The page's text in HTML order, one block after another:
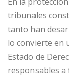
tribunales
tanto han
lo convierte en
Estado de
responsables